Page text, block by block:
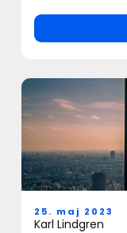
25. maj 2023
Karl Lindgren